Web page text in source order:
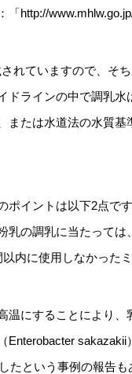
http://
れていますので、そ
ドラインの中で調乳
または水道法の水質
ポイントは以下2点です
乳の調乳に当たっては
内に使用しなかったミ
温にすることにより、
Enterobacter
たという事例の報告